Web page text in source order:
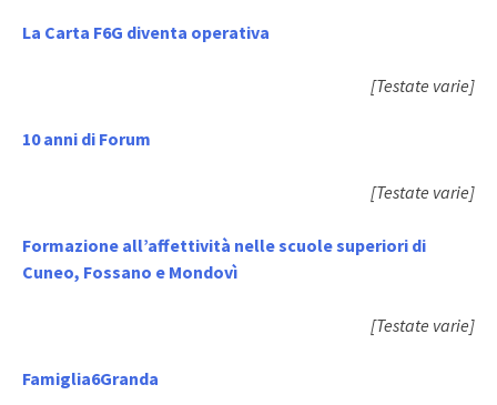
La Carta F6G diventa operativa
[Testate varie]
10 anni di Forum
[Testate varie]
Formazione all’affettività nelle scuole superiori di
Cuneo, Fossano e Mondovì
[Testate varie]
Famiglia6Granda